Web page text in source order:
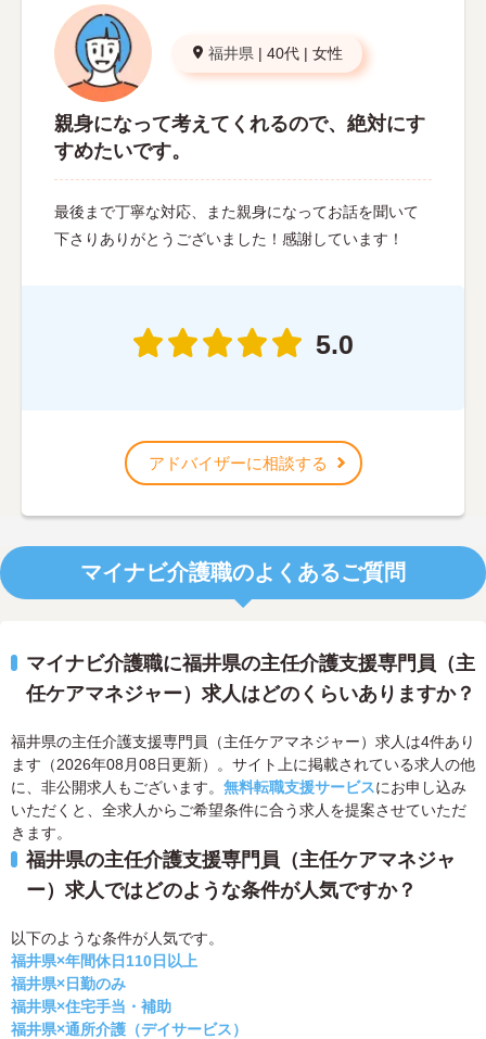
福井県 | 40代 | 女性
親身になって考えてくれるので、絶対にす
すめたいです。
最後まで丁寧な対応、また親身になってお話を聞いて
下さりありがとうございました！感謝しています！
5.0
アドバイザーに相談する
マイナビ介護職のよくあるご質問
マイナビ介護職に福井県の主任介護支援専門員（主
任ケアマネジャー）求人はどのくらいありますか？
福井県の主任介護支援専門員（主任ケアマネジャー）求人は4件あり
ます（2026年08月08日更新）。サイト上に掲載されている求人の他
に、非公開求人もございます。 無料転職支援サービスにお申し込み
いただくと、全求人からご希望条件に合う求人を提案させていただ
きます。
福井県の主任介護支援専門員（主任ケアマネジャ
ー）求人ではどのような条件が人気ですか？
以下のような条件が人気です。
福井県×年間休日110日以上
福井県×日勤のみ
福井県×住宅手当・補助
福井県×通所介護（デイサービス）